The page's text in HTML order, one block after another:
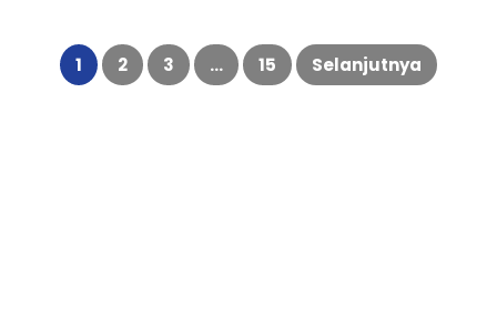
Paginasi
pos
1 2 3 … 15 Selanjutnya